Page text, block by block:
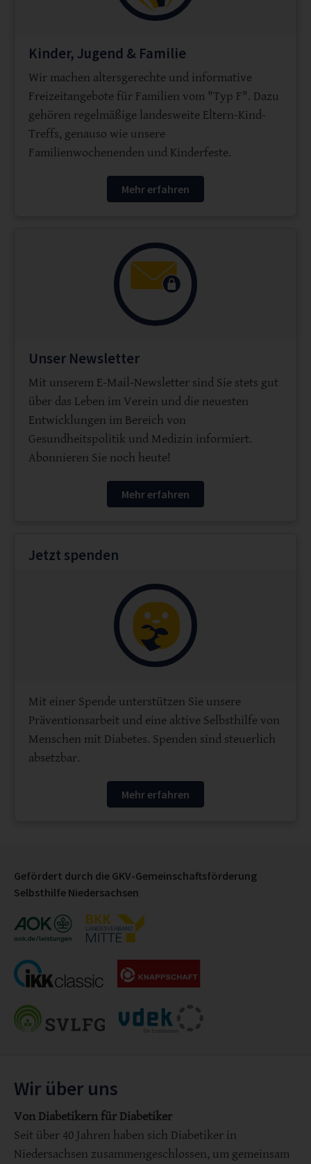
Kinder, Jugend & Familie
Wir machen altersgerechte und informative
Freizeitangebote für Familien vom "Typ F". Dazu
gehören regelmäßige landesweite Eltern-Kind-
Treffs, genauso wie unsere
Familienwochenenden und Kinderfeste.
Mehr erfahren
Unser Newsletter
Mit unserem E-Mail-Newsletter sind Sie stets gut
über das Leben im Verein und die neuesten
Entwicklungen im Bereich von
Gesundheitspolitik und Medizin informiert.
Abonnieren Sie noch heute!
Mehr erfahren
Jetzt spenden
Mit einer Spende unterstützen Sie unsere
Präventionsarbeit und eine aktive Selbsthilfe von
Menschen mit Diabetes. Spenden sind steuerlich
absetzbar.
Mehr erfahren
Gefördert durch die GKV-Gemeinschaftsförderung
Selbsthilfe Niedersachsen
Wir über uns
Von Diabetikern für Diabetiker
Seit über 40 Jahren haben sich Diabetiker in
Niedersachsen zusammengeschlossen, um gemeinsam